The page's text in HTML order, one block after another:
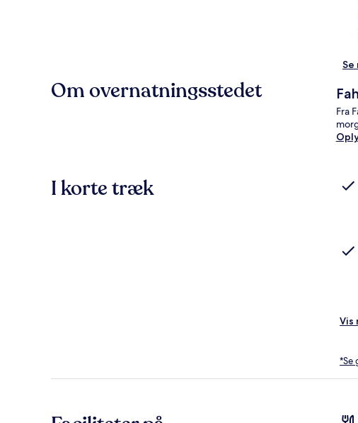
Se
Om overnatningsstedet
Fra
I korte træk
Vis
*Se